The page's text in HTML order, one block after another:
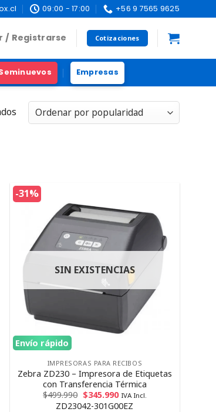
09:00 - 17:00 +56 9 7565 9625
/ Registrarse Cotizaciones
Empresas
-31%
Envío rápido
SIN EXISTENCIAS
IMPRESORAS PARA RECIBOS
Zebra ZD230 – Impresora de Etiquetas
con Transferencia Térmica
$499.990 $345.990 IVA Incl.
ZD23042-301G00EZ